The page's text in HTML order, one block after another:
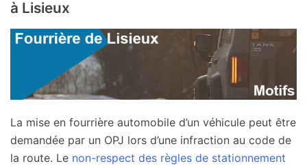
à Lisieux
La mise en fourrière automobile d’un véhicule peut être
demandée par un OPJ lors d’une infraction au code de
la route. Le non-respect des règles de stationnement